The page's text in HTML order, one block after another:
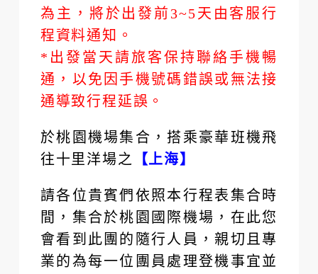
為主，將於出發前3~5天由客服行
程資料通知。
*出發當天請旅客保持聯絡手機暢
通，以免因手機號碼錯誤或無法接
通導致行程延誤。
於桃園機場集合，搭乘豪華班機飛
往十里洋場之
【上海】
請各位貴賓們依照本行程表集合時
間，集合於桃園國際機場，在此您
會看到此團的隨行人員，親切且專
業的為每一位團員處理登機事宜並